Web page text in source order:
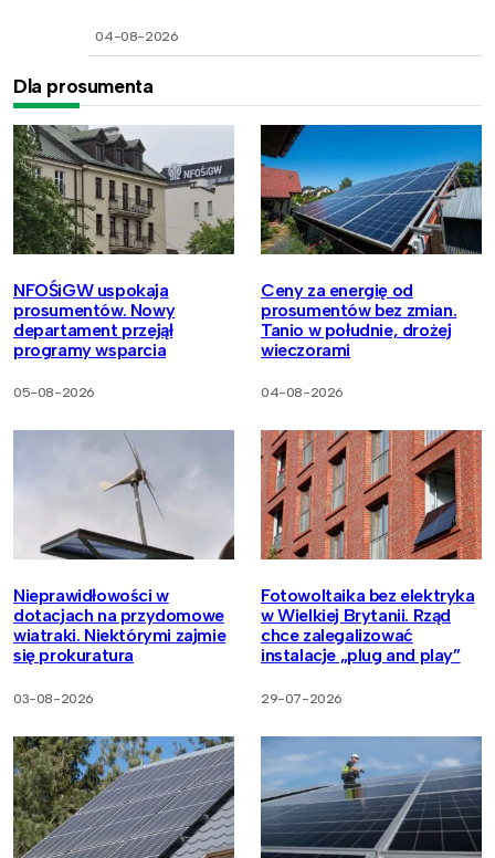
04-08-2026
Dla prosumenta
NFOŚiGW uspokaja
prosumentów. Nowy
departament przejął
programy wsparcia
05-08-2026
Ceny za energię od
prosumentów bez zmian.
Tanio w południe, drożej
wieczorami
04-08-2026
Nieprawidłowości w
dotacjach na przydomowe
wiatraki. Niektórymi zajmie
się prokuratura
03-08-2026
Fotowoltaika bez elektryka
w Wielkiej Brytanii. Rząd
chce zalegalizować
instalacje „plug and play”
29-07-2026